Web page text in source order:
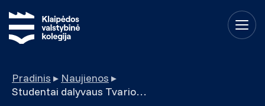
Pradinis ▸ Naujienos ▸
Studentai dalyvaus Tvarios ateities kūrėjų laboratorijoje be atliekų 2022